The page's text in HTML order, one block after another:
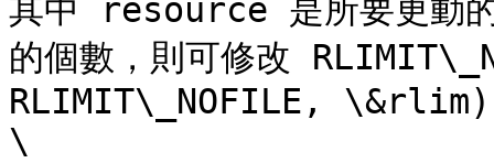
其中 resource 是所要更動的
的個數，則可修改
RLIMIT\_NOFILE,
\